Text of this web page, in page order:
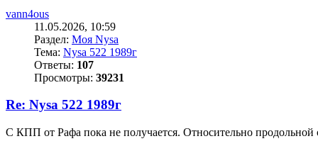
vann4ous
11.05.2026, 10:59
Раздел: Моя Nysa
Тема: Nysa 522 1989г
Ответы: 107
Просмотры: 39231
Re: Nysa 522 1989г
С КПП от Рафа пока не получается. Относительно продольной